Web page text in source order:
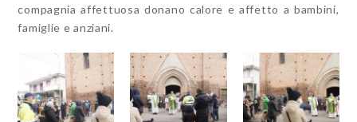
compagnia affettuosa donano calore e affetto a bambini,
famiglie e anziani.